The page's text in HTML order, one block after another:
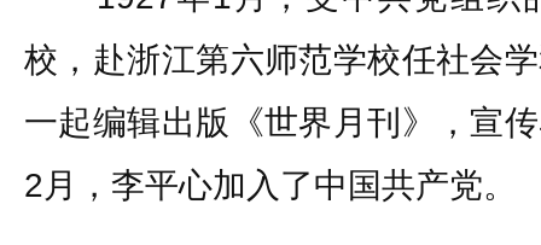
校，赴浙江第六师范学校任社会
一起编辑出版《世界月刊》，宣
2月，李平心加入了中国共产党。